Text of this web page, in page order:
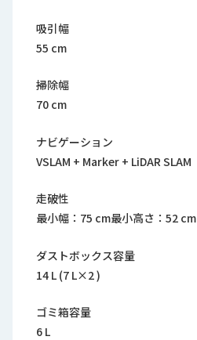
吸引幅
55 cm
掃除幅
70 cm
ナビゲーション
VSLAM + Marker + LiDAR SLAM
走破性
最小幅：75 cm最小高さ：52 cm
ダストボックス容量
14 L (7 L×2 )
ゴミ箱容量
6 L